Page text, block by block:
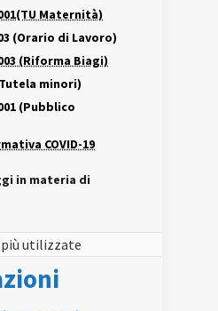
Maternità)
(Orario di Lavoro)
(Riforma Biagi)
minori)
(Pubblico
COVID-19
in materia di
utilizzate